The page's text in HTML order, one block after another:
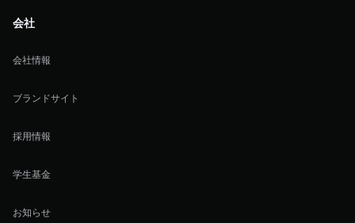
会社
会社情報
ブランドサイト
採用情報
学生基金
お知らせ